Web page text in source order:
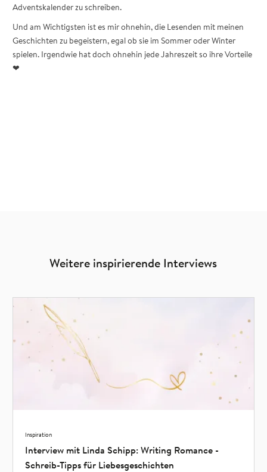
Adventskalender zu schreiben.
Und am Wichtigsten ist es mir ohnehin, die Lesenden mit meinen
Geschichten zu begeistern, egal ob sie im Sommer oder Winter
spielen. Irgendwie hat doch ohnehin jede Jahreszeit so ihre Vorteile
❤
Weitere inspirierende Interviews
Inspiration
Interview mit Linda Schipp: Writing Romance -
Schreib-Tipps für Liebesgeschichten